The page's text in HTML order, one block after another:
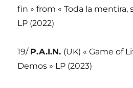
fin » from « Toda la mentira,
LP (2022)
19/ P.A.I.N. (UK) « Game of
Demos » LP (2023)